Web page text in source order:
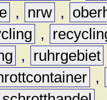
, nrw ,
,
, ruhrgebiet
,